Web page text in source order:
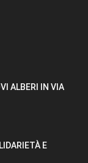
ALBERI IN VIA
E